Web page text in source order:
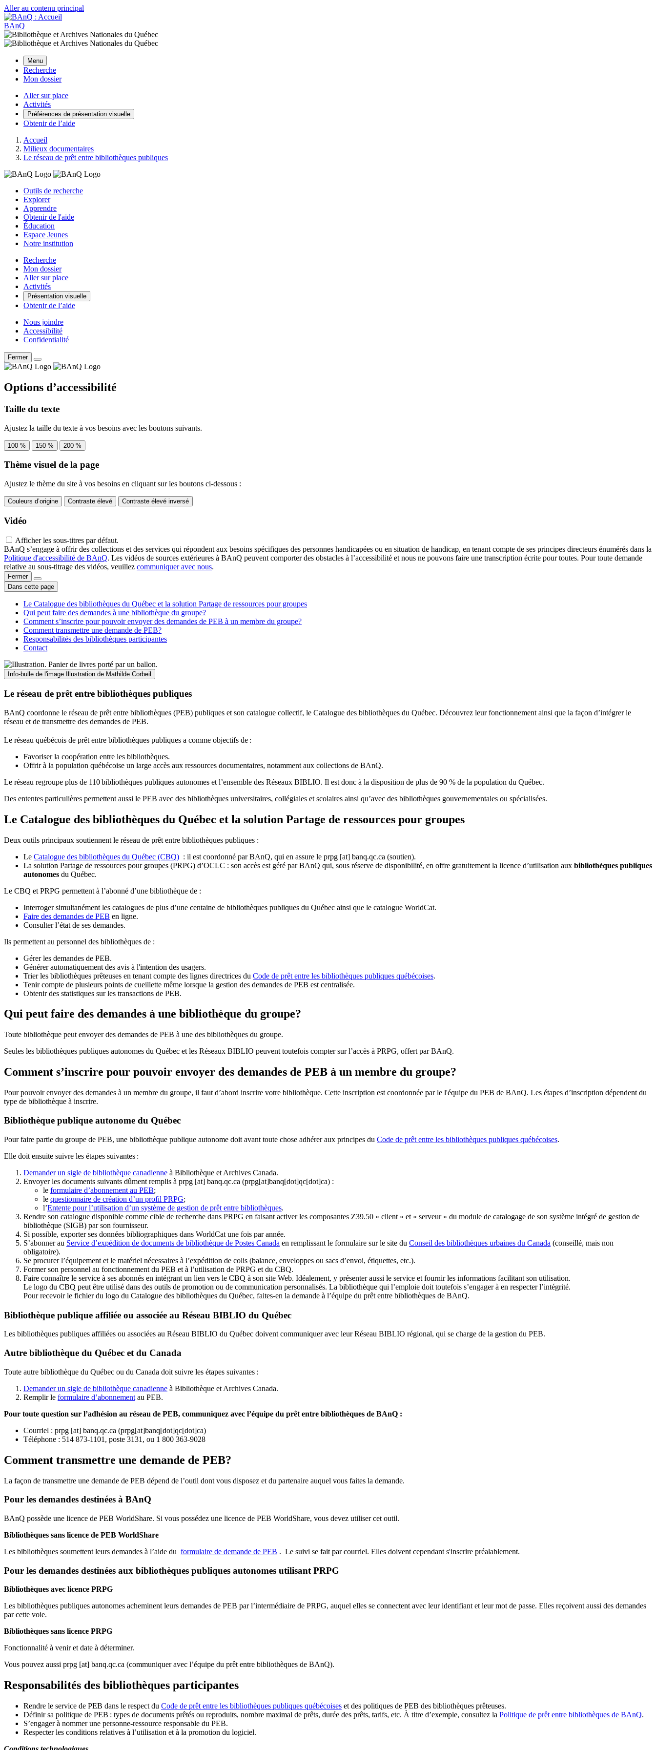
Aller au contenu principal
BAnQ
Menu
Recherche
Mon dossier
Aller sur place
Activités
Préférences de présentation visuelle
Obtenir de l’aide
Accueil
Milieux documentaires
Le réseau de prêt entre bibliothèques publiques
Outils de recherche
Explorer
Apprendre
Obtenir de l'aide
Éducation
Espace Jeunes
Notre institution
Recherche
Mon dossier
Aller sur place
Activités
Présentation visuelle
Obtenir de l’aide
Nous joindre
Accessibilité
Confidentialité
Fermer
Options d’accessibilité
Taille du texte
Ajustez la taille du texte à vos besoins avec les boutons suivants.
100 % 150 % 200 %
Thème visuel de la page
Ajustez le thème du site à vos besoins en cliquant sur les boutons ci-dessous :
Couleurs d’origine Contraste élevé Contraste élevé inversé
Vidéo
Afficher les sous-titres par défaut.
BAnQ s’engage à offrir des collections et des services qui répondent aux besoins spécifiques des personnes handicapées ou en situation de handicap, en tenant compte de ses principes directeurs énumérés dans la
Politique d'accessibilité de BAnQ. Les vidéos de sources extérieures à BAnQ peuvent comporter des obstacles à l’accessibilité et nous ne pouvons faire une transcription écrite pour toutes. Pour toute demande
relative au sous-titrage des vidéos, veuillez communiquer avec nous.
Fermer
Dans cette page
Le Catalogue des bibliothèques du Québec et la solution Partage de ressources pour groupes
Qui peut faire des demandes à une bibliothèque du groupe?
Comment s’inscrire pour pouvoir envoyer des demandes de PEB à un membre du groupe?
Comment transmettre une demande de PEB?
Responsabilités des bibliothèques participantes
Contact
Info-bulle de l'image Illustration de Mathilde Corbeil
Le réseau de prêt entre bibliothèques publiques
BAnQ coordonne le réseau de prêt entre bibliothèques (PEB) publiques et son catalogue collectif, le Catalogue des bibliothèques du Québec. Découvrez leur fonctionnement ainsi que la façon d’intégrer le
réseau et de transmettre des demandes de PEB.
Le réseau québécois de prêt entre bibliothèques publiques a comme objectifs de :
Favoriser la coopération entre les bibliothèques.
Offrir à la population québécoise un large accès aux ressources documentaires, notamment aux collections de BAnQ.
Le réseau regroupe plus de 110bibliothèques publiques autonomes et l’ensemble des Réseaux BIBLIO. Il est donc à la disposition de plus de 90 % de la population du Québec.
Des ententes particulières permettent aussi le PEB avec des bibliothèques universitaires, collégiales et scolaires ainsi qu’avec des bibliothèques gouvernementales ou spécialisées.
Le Catalogue des bibliothèques du Québec et la solution Partage de ressources pour groupes
Deux outils principaux soutiennent le réseau de prêt entre bibliothèques publiques :
Le Catalogue des bibliothèques du Québec (CBQ) : il est coordonné par BAnQ, qui en assure le prpg [at] banq.qc.ca (soutien).
La solution Partage de ressources pour groupes (PRPG) d’OCLC : son accès est géré par BAnQ qui, sous réserve de disponibilité, en offre gratuitement la licence d’utilisation aux bibliothèques publiques
autonomes du Québec.
Le CBQ et PRPG permettent à l’abonné d’une bibliothèque de :
Interroger simultanément les catalogues de plus d’une centaine de bibliothèques publiques du Québec ainsi que le catalogue WorldCat.
Faire des demandes de PEB en ligne.
Consulter l’état de ses demandes.
Ils permettent au personnel des bibliothèques de :
Gérer les demandes de PEB.
Générer automatiquement des avis à l'intention des usagers.
Trier les bibliothèques prêteuses en tenant compte des lignes directrices du Code de prêt entre les bibliothèques publiques québécoises.
Tenir compte de plusieurs points de cueillette même lorsque la gestion des demandes de PEB est centralisée.
Obtenir des statistiques sur les transactions de PEB.
Qui peut faire des demandes à une bibliothèque du groupe?
Toute bibliothèque peut envoyer des demandes de PEB à une des bibliothèques du groupe.
Seules les bibliothèques publiques autonomes du Québec et les Réseaux BIBLIO peuvent toutefois compter sur l’accès à PRPG, offert par BAnQ.
Comment s’inscrire pour pouvoir envoyer des demandes de PEB à un membre du groupe?
Pour pouvoir envoyer des demandes à un membre du groupe, il faut d’abord inscrire votre bibliothèque. Cette inscription est coordonnée par le l'équipe du PEB de BAnQ. Les étapes d’inscription dépendent du
type de bibliothèque à inscrire.
Bibliothèque publique autonome du Québec
Pour faire partie du groupe de PEB, une bibliothèque publique autonome doit avant toute chose adhérer aux principes du Code de prêt entre les bibliothèques publiques québécoises.
Elle doit ensuite suivre les étapes suivantes :
Demander un sigle de bibliothèque canadienne à Bibliothèque et Archives Canada.
Envoyer les documents suivants dûment remplis à prpg [at] banq.qc.ca (prpg[at]banq[dot]qc[dot]ca) :
le formulaire d’abonnement au PEB;
le questionnaire de création d’un profil PRPG;
l’Entente pour l’utilisation d’un système de gestion de prêt entre bibliothèques.
Rendre son catalogue disponible comme cible de recherche dans PRPG en faisant activer les composantes Z39.50 « client » et « serveur » du module de catalogage de son système intégré de gestion de
bibliothèque (SIGB) par son fournisseur.
Si possible, exporter ses données bibliographiques dans WorldCat une fois par année.
S’abonner au Service d’expédition de documents de bibliothèque de Postes Canada en remplissant le formulaire sur le site du Conseil des bibliothèques urbaines du Canada (conseillé, mais non
obligatoire).
Se procurer l’équipement et le matériel nécessaires à l’expédition de colis (balance, enveloppes ou sacs d’envoi, étiquettes, etc.).
Former son personnel au fonctionnement du PEB et à l’utilisation de PRPG et du CBQ.
Faire connaître le service à ses abonnés en intégrant un lien vers le CBQ à son site Web. Idéalement, y présenter aussi le service et fournir les informations facilitant son utilisation.
Le logo du CBQ peut être utilisé dans des outils de promotion ou de communication personnalisés. La bibliothèque qui l’emploie doit toutefois s’engager à en respecter l’intégrité.
Pour recevoir le fichier du logo du Catalogue des bibliothèques du Québec, faites-en la demande à l’équipe du prêt entre bibliothèques de BAnQ.
Bibliothèque publique affiliée ou associée au Réseau BIBLIO du Québec
Les bibliothèques publiques affiliées ou associées au Réseau BIBLIO du Québec doivent communiquer avec leur Réseau BIBLIO régional, qui se charge de la gestion du PEB.
Autre bibliothèque du Québec et du Canada
Toute autre bibliothèque du Québec ou du Canada doit suivre les étapes suivantes :
Demander un sigle de bibliothèque canadienne à Bibliothèque et Archives Canada.
Remplir le formulaire d’abonnement au PEB.
Pour toute question sur l’adhésion au réseau de PEB, communiquez avec l’équipe du prêt entre bibliothèques de BAnQ :
Courriel : prpg [at] banq.qc.ca (prpg[at]banq[dot]qc[dot]ca)
Téléphone : 514 873-1101, poste 3131, ou 1 800 363-9028
Comment transmettre une demande de PEB?
La façon de transmettre une demande de PEB dépend de l’outil dont vous disposez et du partenaire auquel vous faites la demande.
Pour les demandes destinées à BAnQ
BAnQ possède une licence de PEB WorldShare. Si vous possédez une licence de PEB WorldShare, vous devez utiliser cet outil.
Bibliothèques sans licence de PEB WorldShare
Les bibliothèques soumettent leurs demandes à l’aide du formulaire de demande de PEB . Le suivi se fait par courriel. Elles doivent cependant s'inscrire préalablement.
Pour les demandes destinées aux bibliothèques publiques autonomes utilisant PRPG
Bibliothèques avec licence PRPG
Les bibliothèques publiques autonomes acheminent leurs demandes de PEB par l’intermédiaire de PRPG, auquel elles se connectent avec leur identifiant et leur mot de passe. Elles reçoivent aussi des demandes
par cette voie.
Bibliothèques sans licence PRPG
Fonctionnalité à venir et date à déterminer.
Vous pouvez aussi prpg [at] banq.qc.ca (communiquer avec l’équipe du prêt entre bibliothèques de BAnQ).
Responsabilités des bibliothèques participantes
Rendre le service de PEB dans le respect du Code de prêt entre les bibliothèques publiques québécoises et des politiques de PEB des bibliothèques prêteuses.
Définir sa politique de PEB : types de documents prêtés ou reproduits, nombre maximal de prêts, durée des prêts, tarifs, etc. À titre d’exemple, consultez la Politique de prêt entre bibliothèques de BAnQ.
S’engager à nommer une personne-ressource responsable du PEB.
Respecter les conditions relatives à l’utilisation et à la promotion du logiciel.